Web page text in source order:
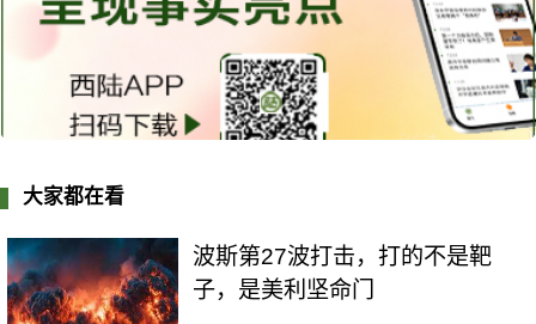
大家都在看
波斯第27波打击，打的不是靶
子，是美利坚命门